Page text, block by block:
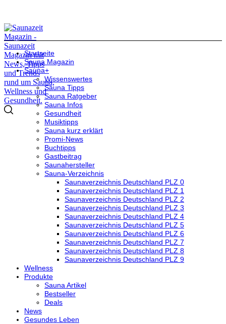
Startseite
Sauna Magazin
Sauna+
Wissenswertes
Sauna Tipps
Sauna Ratgeber
Sauna Infos
Gesundheit
Musiktipps
Sauna kurz erklärt
Promi-News
Buchtipps
Gastbeitrag
Saunahersteller
Sauna-Verzeichnis
Saunaverzeichnis Deutschland PLZ 0
Saunaverzeichnis Deutschland PLZ 1
Saunaverzeichnis Deutschland PLZ 2
Saunaverzeichnis Deutschland PLZ 3
Saunaverzeichnis Deutschland PLZ 4
Saunaverzeichnis Deutschland PLZ 5
Saunaverzeichnis Deutschland PLZ 6
Saunaverzeichnis Deutschland PLZ 7
Saunaverzeichnis Deutschland PLZ 8
Saunaverzeichnis Deutschland PLZ 9
Wellness
Produkte
Sauna Artikel
Bestseller
Deals
News
Gesundes Leben